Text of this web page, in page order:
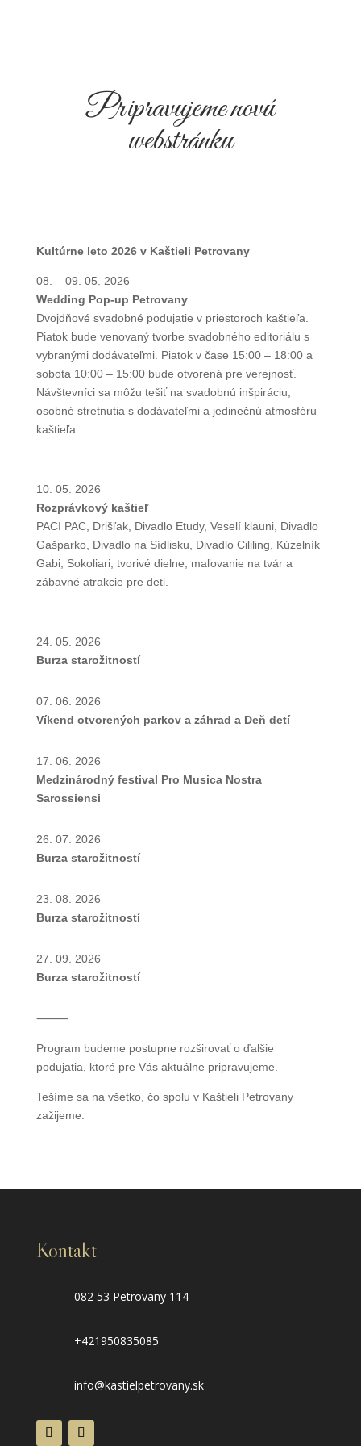
Pripravujeme novú
webstránku
Kultúrne leto 2026 v Kaštieli Petrovany
08. – 09. 05. 2026
Wedding Pop-up Petrovany
Dvojdňové svadobné podujatie v priestoroch kaštieľa.
Piatok bude venovaný tvorbe svadobného editoriálu s
vybranými dodávateľmi. Piatok v čase 15:00 – 18:00 a
sobota 10:00 – 15:00 bude otvorená pre verejnosť.
Návštevníci sa môžu tešiť na svadobnú inšpiráciu,
osobné stretnutia s dodávateľmi a jedinečnú atmosféru
kaštieľa.
10. 05. 2026
Rozprávkový kaštieľ
PACI PAC, Drišľak, Divadlo Etudy, Veselí klauni, Divadlo
Gašparko, Divadlo na Sídlisku, Divadlo Cililing, Kúzelník
Gabi, Sokoliari, tvorivé dielne, maľovanie na tvár a
zábavné atrakcie pre deti.
24. 05. 2026
Burza starožitností
07. 06. 2026
Víkend otvorených parkov a záhrad a Deň detí
17. 06. 2026
Medzinárodný festival Pro Musica Nostra
Sarossiensi
26. 07. 2026
Burza starožitností
23. 08. 2026
Burza starožitností
27. 09. 2026
Burza starožitností
⸻
Program budeme postupne rozširovať o ďalšie
podujatia, ktoré pre Vás aktuálne pripravujeme.
Tešíme sa na všetko, čo spolu v Kaštieli Petrovany
zažijeme.
Kontakt
082 53 Petrovany 114
+421950835085
info@kastielpetrovany.sk